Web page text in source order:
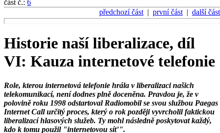
část č.: 6
předchozí část | první část | další část
Historie naší liberalizace, díl
VI: Kauza internetové telefonie
Role, kterou internetová telefonie hrála v liberalizaci našich
telekomunikací, není dodnes plně doceněna. Pravdou je, že v
polovině roku 1998 odstartoval Radiomobil se svou službou Paegas
Internet Call určitý proces, který o rok později vyvrcholil faktickou
liberalizací hlasových služeb. Ty mohl následně poskytovat každý,
kdo k tomu použil "internetovou síť".